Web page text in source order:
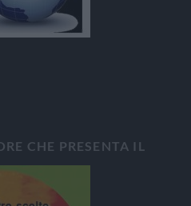
CHE PRESENTA IL